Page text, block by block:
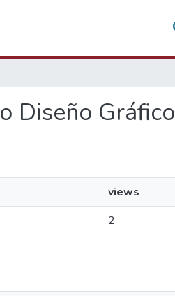
Diseño Gráfico
views
2